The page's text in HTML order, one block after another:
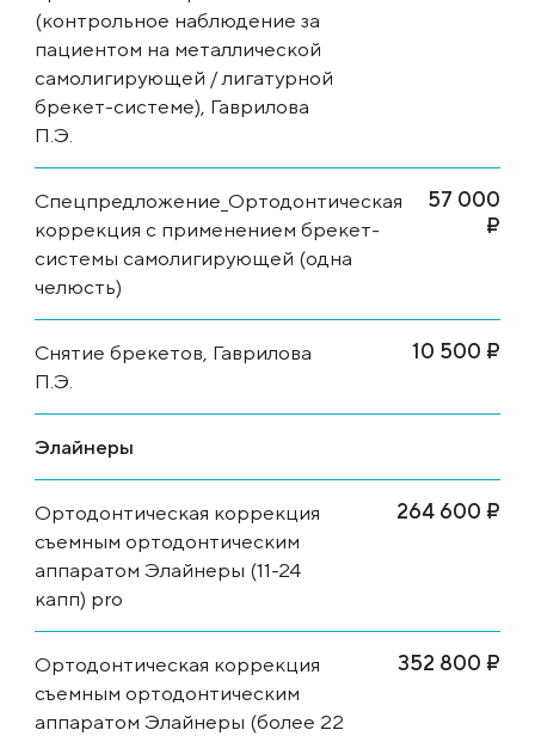
(контрольное наблюдение за
пациентом на металлической
самолигирующей / лигатурной
брекет-системе), Гаврилова
П.Э.
Спецпредложение_Ортодонтическая
коррекция с применением брекет-
системы самолигирующей (одна
челюсть)
57 000
₽
Снятие брекетов, Гаврилова
П.Э.
10 500 ₽
Элайнеры
Ортодонтическая коррекция
съемным ортодонтическим
аппаратом Элайнеры (11-24
капп) pro
264 600 ₽
Ортодонтическая коррекция
съемным ортодонтическим
аппаратом Элайнеры (более 22
352 800 ₽